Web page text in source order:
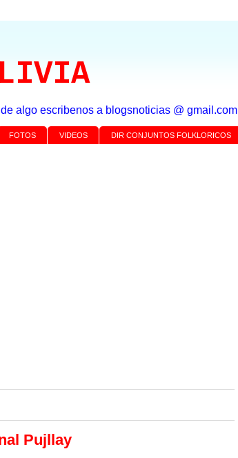
algo escribenos a blogsnoticias @ gmail.com
FOTOS VIDEOS DIR CONJUNTOS FOLKLORICOS
Pujllay